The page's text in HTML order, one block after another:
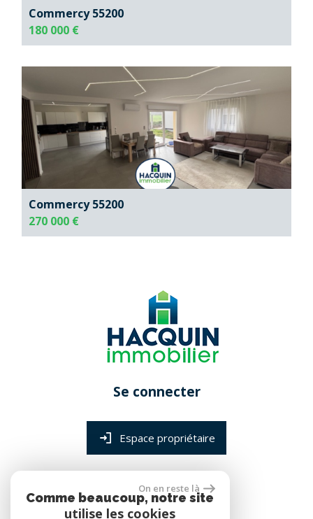
Commercy 55200
180 000 €
Commercy 55200
270 000 €
Se connecter
Espace propriétaire
réalisé par
On en reste là
Comme beaucoup, notre site
utilise les cookies